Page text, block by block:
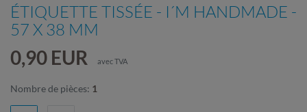
ÉTIQUETTE TISSÉE - I´M HANDMADE -
57 X 38 MM
0,90 EUR avec TVA
Nombre de pièces: 1